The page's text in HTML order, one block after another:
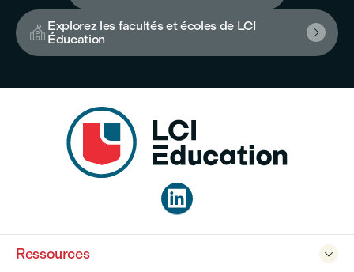
 Explorez les facultés et écoles de LCI
Éducation



Ressources